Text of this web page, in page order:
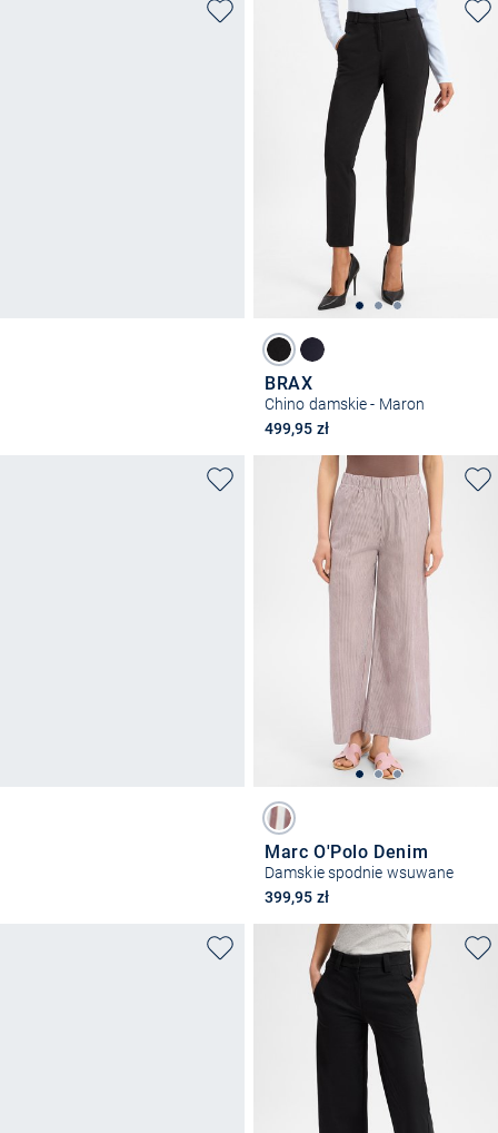
BRAX
Chino damskie - Maron
499,95 zł
Marc O'Polo Denim
Damskie spodnie wsuwane
399,95 zł